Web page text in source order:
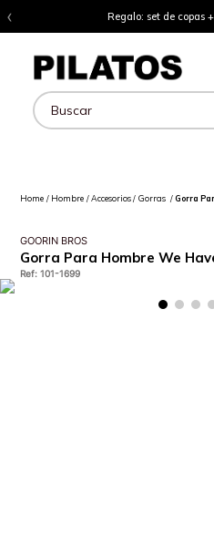
‹ Regalo: set de copas
Buscar
Hombre Accesorios Gorras Gorra
GOORIN BROS
Gorra Para Hombre We
Ref:101-1699